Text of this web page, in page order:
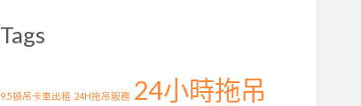
Tags
9.5頓吊卡車出租 24H拖吊服務 24小時拖吊